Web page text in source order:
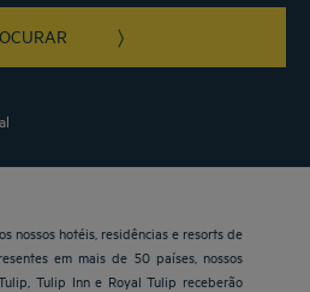
nossos hotéis, residências e resorts de
em mais de 50 países, nossos
Tulip Inn e Royal Tulip receberão